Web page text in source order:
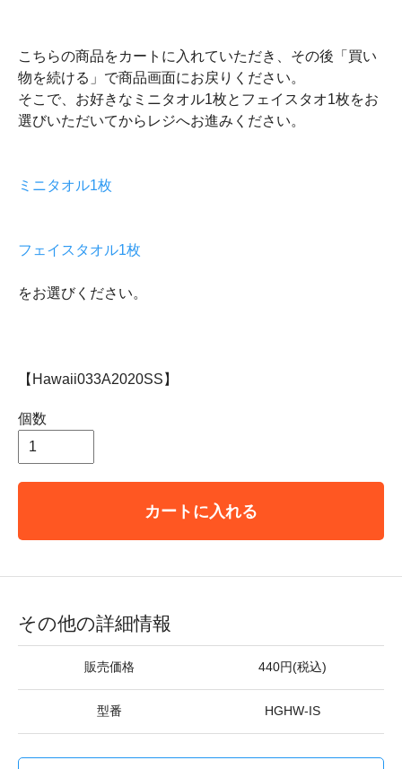
こちらの商品をカートに入れていただき、その後「買い
物を続ける」で商品画面にお戻りください。
そこで、お好きなミニタオル1枚とフェイスタオ1枚をお
選びいただいてからレジへお進みください。
ミニタオル1枚
フェイスタオル1枚
をお選びください。
【Hawaii033A2020SS】
個数
カートに入れる
その他の詳細情報
販売価格 440円(税込)
型番 HGHW-IS